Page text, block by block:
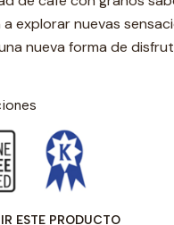
explorar nuevas
nueva forma de
ESTE PRODUCTO